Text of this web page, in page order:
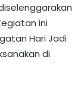
ini
Hari Jadi
di